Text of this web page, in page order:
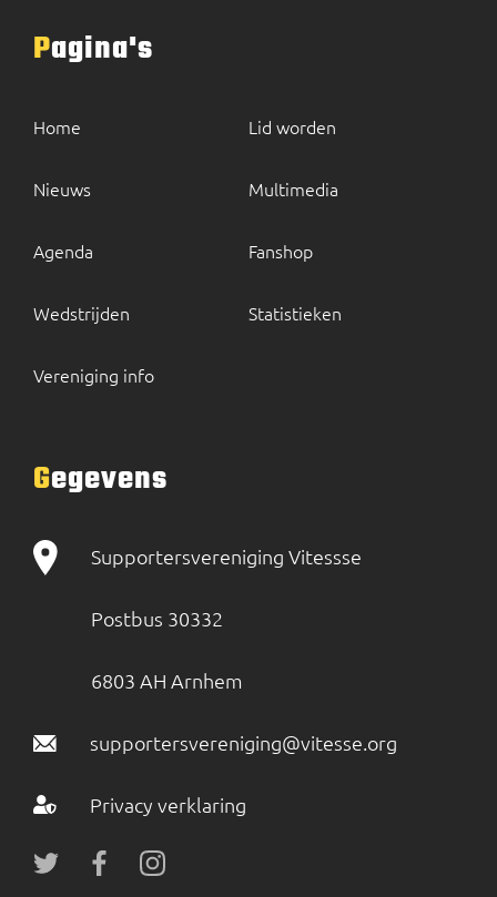
Pagina's
Home
Nieuws
Agenda
Wedstrijden
Vereniging info
Lid worden
Multimedia
Fanshop
Statistieken
Gegevens
Supportersvereniging Vitessse
Postbus 30332
6803 AH Arnhem
supportersvereniging@vitesse.org
Privacy verklaring